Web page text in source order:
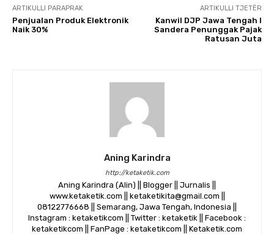
ARTIKULLI PARAPRAK
Penjualan Produk Elektronik
Naik 30%
ARTIKULLI TJETËR
Kanwil DJP Jawa Tengah I
Sandera Penunggak Pajak
Ratusan Juta
Aning Karindra
http://ketaketik.com
Aning Karindra (Alin) || Blogger || Jurnalis ||
www.ketaketik.com || ketaketikita@gmail.com ||
08122776668 || Semarang, Jawa Tengah, Indonesia ||
Instagram : ketaketikcom || Twitter : ketaketik || Facebook :
ketaketikcom || FanPage : ketaketikcom || Ketaketik.com